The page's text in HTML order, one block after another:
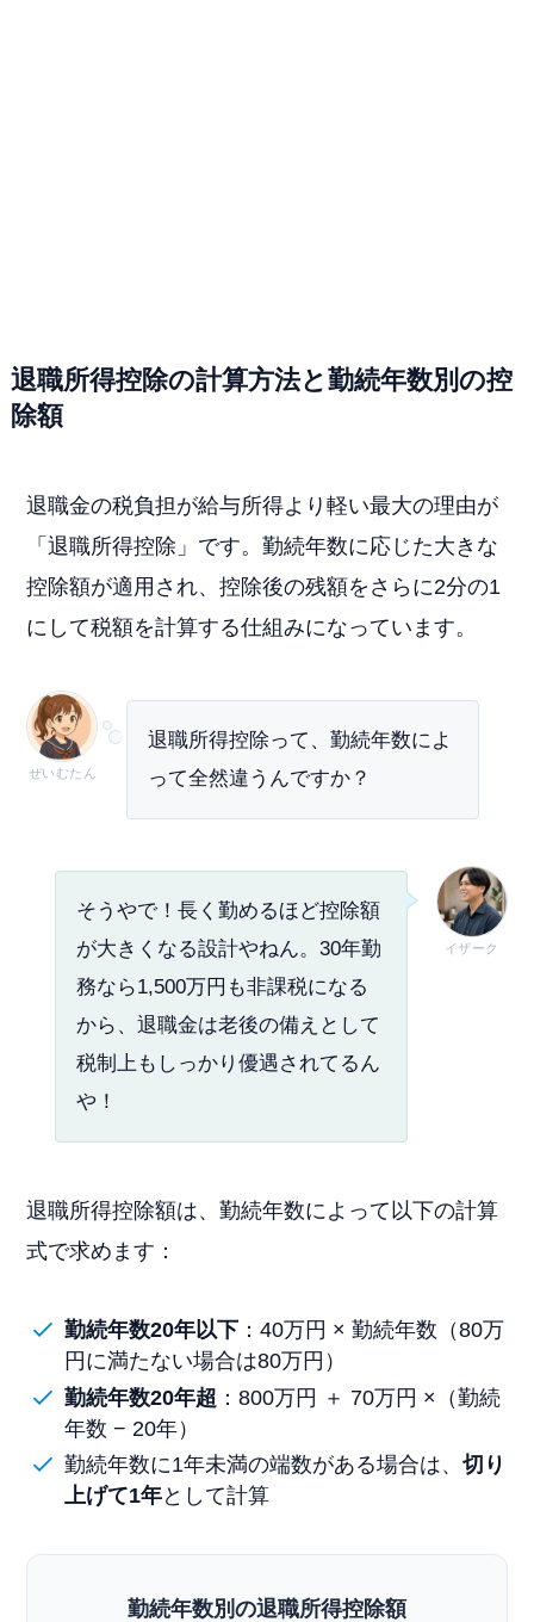
退職所得控除の計算方法と勤続年数別の控
除額
退職金の税負担が給与所得より軽い最大の理由が
「退職所得控除」です。勤続年数に応じた大きな
控除額が適用され、控除後の残額をさらに2分の1
にして税額を計算する仕組みになっています。
ぜいむたん
退職所得控除って、勤続年数によ
って全然違うんですか？
イザーク
そうやで！長く勤めるほど控除額
が大きくなる設計やねん。30年勤
務なら1,500万円も非課税になる
から、退職金は老後の備えとして
税制上もしっかり優遇されてるん
や！
退職所得控除額は、勤続年数によって以下の計算
式で求めます：
勤続年数20年以下：40万円 × 勤続年数（80万
円に満たない場合は80万円）
勤続年数20年超 ：800万円 ＋ 70万円 ×（勤続
年数 − 20年）
勤続年数に1年未満の端数がある場合は、 切り
上げて1年として計算
勤続年数別の退職所得控除額